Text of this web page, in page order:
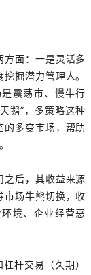
方面：一是灵活多
掘潜力管理人。
震荡市、慢牛行
鹅”，多策略这种
的多变市场，帮助
之后，其收益来源
市场牛熊切换，收
境、企业经营恶
杆交易（久期）